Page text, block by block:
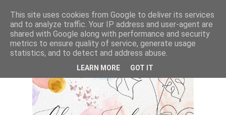
This site uses cookies from Google to deliver its services
and to analyze traffic. Your IP address and user-agent are
shared with Google along with performance and security
metrics to ensure quality of service, generate usage
statistics, and to detect and address abuse.
LEARN MORE GOT IT